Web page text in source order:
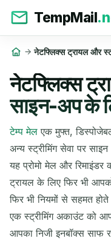
TempMail
नेटफ्लिक्स ट्रायल और
नेटफ्लिक्स
साइन-अप के
टेम्प मेल एक मुफ्त,
अन्य स्ट्रीमिंग सेवा पर
यह प्रोमो मेल और
ट्रायल के लिए फिर भी
फिर भी नियमों से सहमत
एक स्ट्रीमिंग अकाउंट को
आपका निजी इनबॉक्स साफ